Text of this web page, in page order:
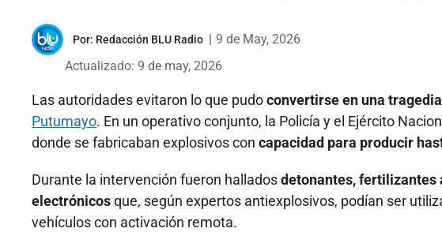
Por: Redacción BLU Radio
9 de May, 2026
Actualizado: 9 de may, 2026
Las autoridades evitaron lo que pudoconvertirse en una
Putumayo. En un operativo conjunto, la Policía y el Ejército
donde se fabricaban explosivos con capacidad para producir
Durante la intervención fueron halladosdetonantes, fertilizantes
electrónicosque, según expertos antiexplosivos, podían ser
vehículos con activación remota.